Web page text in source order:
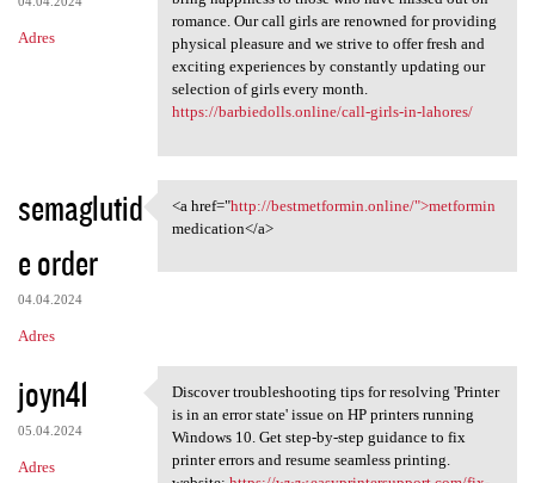
Adres
romance. Our call girls are renowned for providing
physical pleasure and we strive to offer fresh and
exciting experiences by constantly updating our
selection of girls every month.
https://barbiedolls.online/call-girls-in-lahores/
semaglutid
e order
04.04.2024
Adres
<a href="http://bestmetformin
<a href="http://bestmetformin.online/">metformin
medication</a>
joyn41
05.04.2024
Adres
Discover troubleshooting tips
Discover troubleshooting tips for resolving 'Printer
is in an error state' issue on HP printers running
Windows 10. Get step-by-step guidance to fix
printer errors and resume seamless printing.